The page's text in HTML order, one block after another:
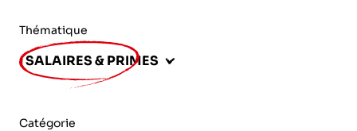
INSERM – Institut national de la santé et de la
recherche médicale
développement
PUBLICATIONS
Thématique
SALAIRES & PRIMES
Catégorie